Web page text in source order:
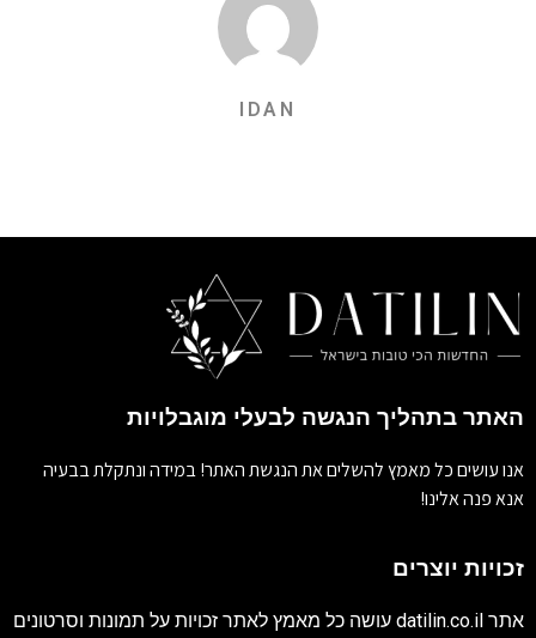
IDAN
האתר בתהליך הנגשה לבעלי מוגבלויות
אנו עושים כל מאמץ להשלים את הנגשת האתר! במידה ונתקלת בבעיה
אנא פנה אלינו!
זכויות יוצרים
אתר datilin.co.il עושה כל מאמץ לאתר זכויות על תמונות וסרטונים